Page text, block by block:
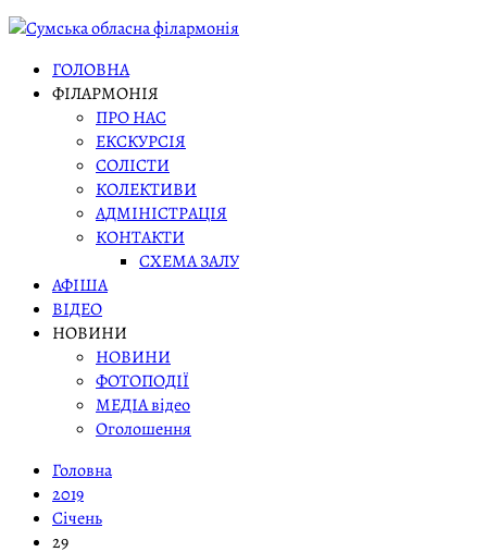
ГОЛОВНА
ФІЛАРМОНІЯ
ПРО НАС
ЕКСКУРСІЯ
СОЛІСТИ
КОЛЕКТИВИ
АДМІНІСТРАЦІЯ
КОНТАКТИ
СХЕМА ЗАЛУ
АФІША
ВІДЕО
НОВИНИ
НОВИНИ
ФОТОПОДІЇ
МЕДІА відео
Оголошення
Головна
2019
Січень
29